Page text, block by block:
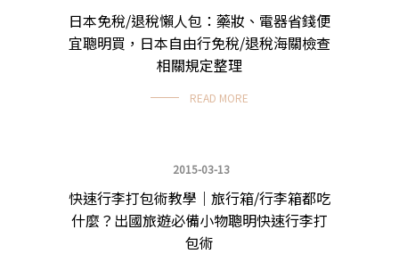
日本免稅/退稅懶人包：藥妝、電器省錢便
宜聰明買，日本自由行免稅/退稅海關檢查
相關規定整理
READ MORE
沖繩自由行
2015-03-13
快速行李打包術教學｜旅行箱/行李箱都吃
什麼？出國旅遊必備小物聰明快速行李打
包術